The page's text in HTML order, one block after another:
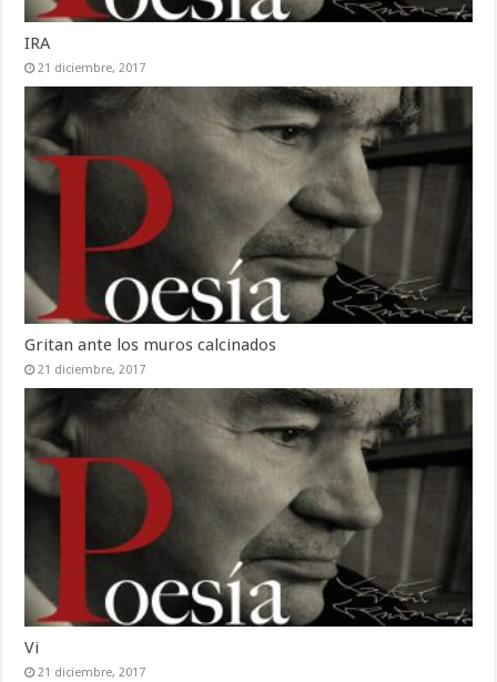
IRA
21 diciembre, 2017
Gritan ante los muros calcinados
21 diciembre, 2017
Vi
21 diciembre, 2017